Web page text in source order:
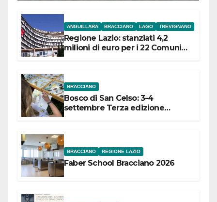
ANGUILLARA BRACCIANO LAGO TREVIGNANO
Regione Lazio: stanziati 4,2
milioni di euro per i 22 Comuni
BRACCIANO
Bosco di San Celso: 3-4
settembre Terza edizione
BRACCIANO REGIONE LAZIO
Faber School Bracciano 2026